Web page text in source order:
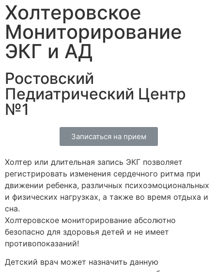
Холтеровское
Мониторирование
ЭКГ и АД
Ростовский
Педиатрический Центр
№1
Записаться на прием
Холтер или длительная запись ЭКГ позволяет
регистрировать изменения сердечного ритма при
движении ребенка, различных психоэмоциональных
и физических нагрузках, а также во время отдыха и
сна.
Холтеровское мониторирование абсолютно
безопасно для здоровья детей и не имеет
противопоказаний!
Детский врач может назначить данную